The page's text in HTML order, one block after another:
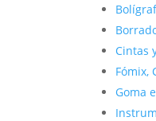
Cintas
Fómix,
Goma